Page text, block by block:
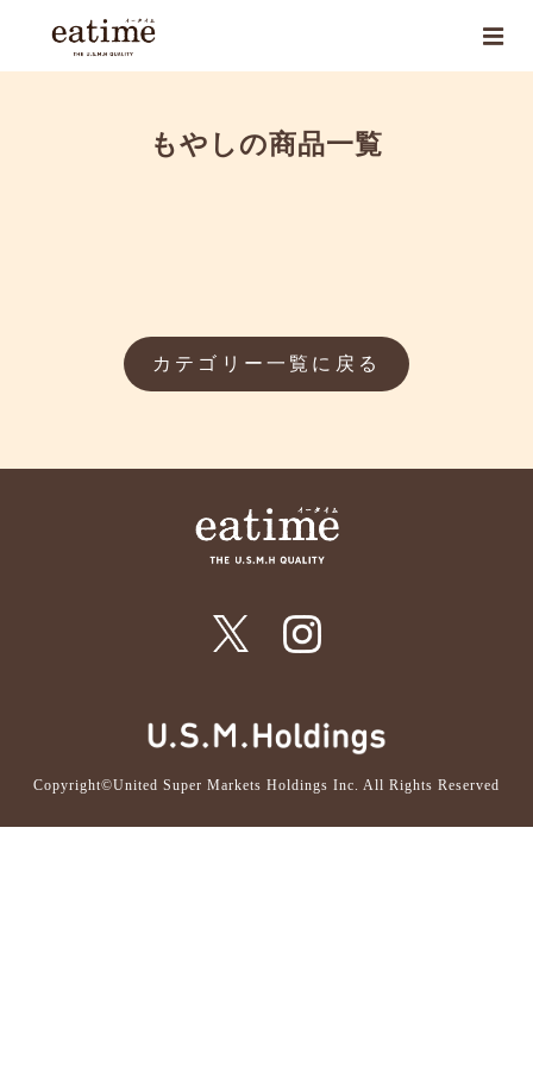
もやしの商品一覧
カテゴリー一覧に戻る
Copyright©United Super Markets Holdings Inc. All Rights Reserved